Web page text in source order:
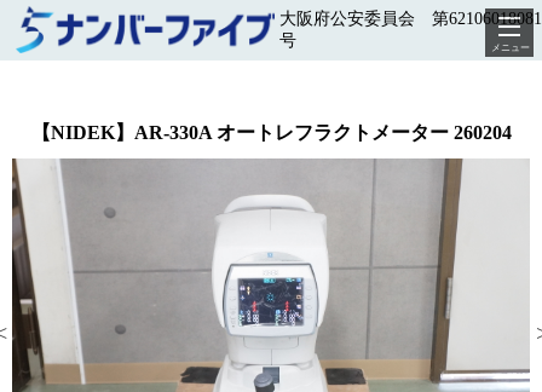
大阪府公安委員会 第
号
メニュー
【NIDEK】AR-330A オートレフラクトメーター 260204